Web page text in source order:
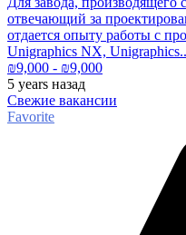
отвечающий за
отдается опыту работы с
Unigraphics NX,
₪9,000 - ₪9,000
5 years назад
Свежие вакансии
Favorite